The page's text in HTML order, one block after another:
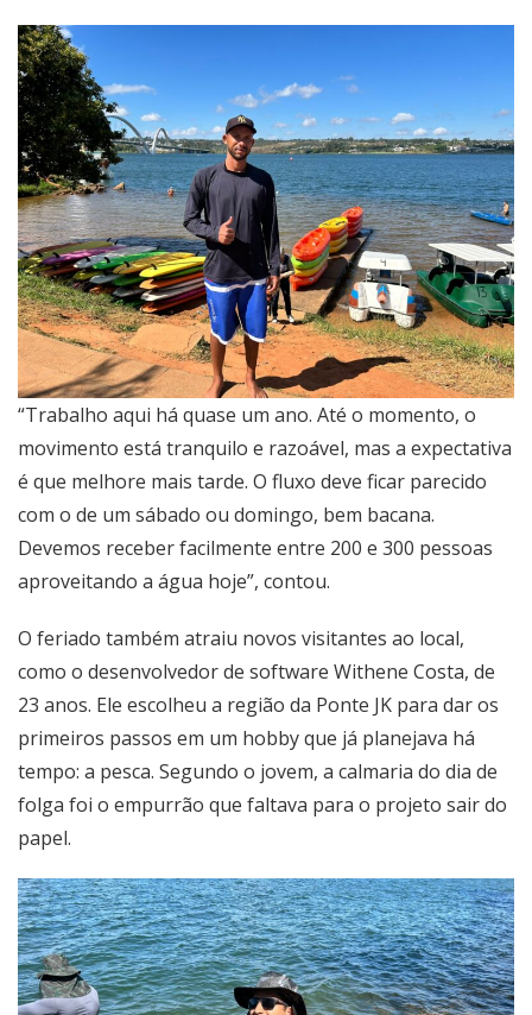
“Trabalho aqui há quase um ano. Até o momento, o
movimento está tranquilo e razoável, mas a expectativa
é que melhore mais tarde. O fluxo deve ficar parecido
com o de um sábado ou domingo, bem bacana.
Devemos receber facilmente entre 200 e 300 pessoas
aproveitando a água hoje”, contou.
O feriado também atraiu novos visitantes ao local,
como o desenvolvedor de software Withene Costa, de
23 anos. Ele escolheu a região da Ponte JK para dar os
primeiros passos em um hobby que já planejava há
tempo: a pesca. Segundo o jovem, a calmaria do dia de
folga foi o empurrão que faltava para o projeto sair do
papel.